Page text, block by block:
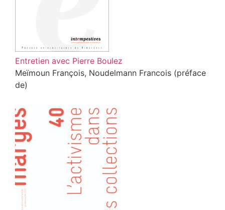
Entretien avec Pierre Boulez
Meïmoun François, Noudelmann Francois (préface
de)